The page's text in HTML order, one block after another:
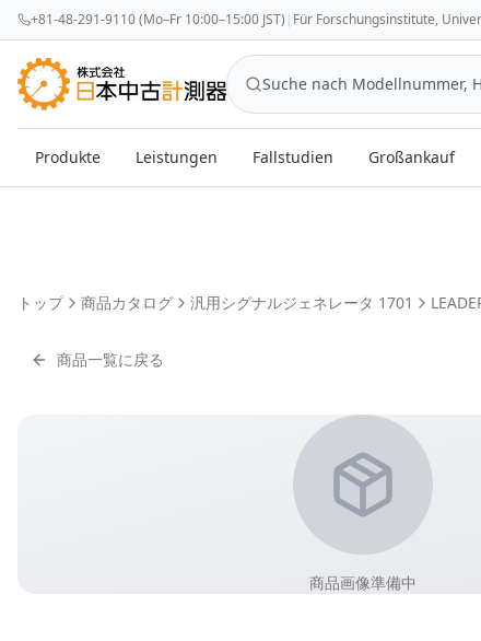
+81-48-291-9110 (Mo–Fr 10:00–15:00 JST) | Für Forschungsinstitute,
Produkte Leistungen Fallstudien Großankauf
トップ 商品カタログ 汎用シグナルジェネレータ 1701
商品一覧に戻る
商品画像準備中